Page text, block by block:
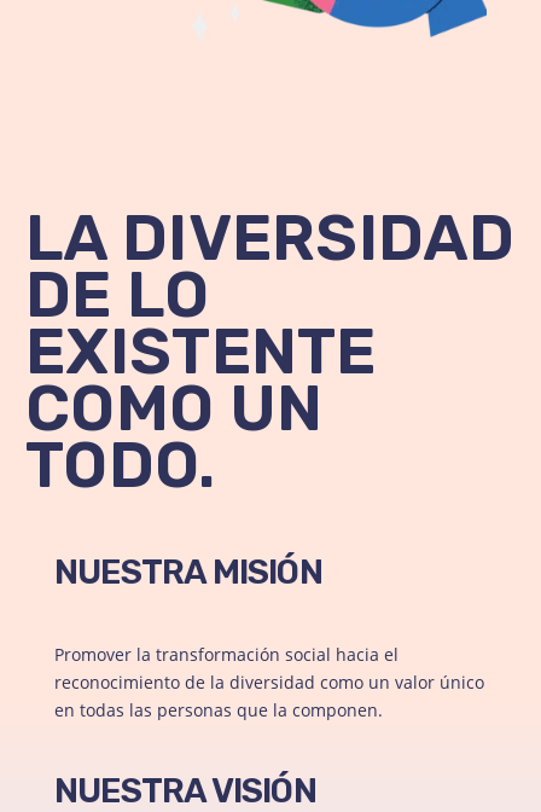
LA DIVERSIDAD
DE LO
EXISTENTE
COMO UN
TODO.
NUESTRA MISIÓN
Promover la transformación social hacia el
reconocimiento de la diversidad como un valor único
en todas las personas que la componen.
NUESTRA VISIÓN